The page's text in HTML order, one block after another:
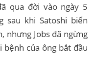
qua đời vào ngày 5
sau khi Satoshi biến
nhưng Jobs đã ngừng
bệnh của ông bắt đầu